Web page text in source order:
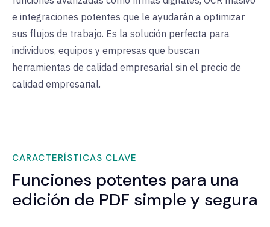
e integraciones potentes que le ayudarán a optimizar
sus flujos de trabajo. Es la solución perfecta para
individuos, equipos y empresas que buscan
herramientas de calidad empresarial sin el precio de
calidad empresarial.
CARACTERÍSTICAS CLAVE
Funciones potentes para una
edición de PDF simple y segura